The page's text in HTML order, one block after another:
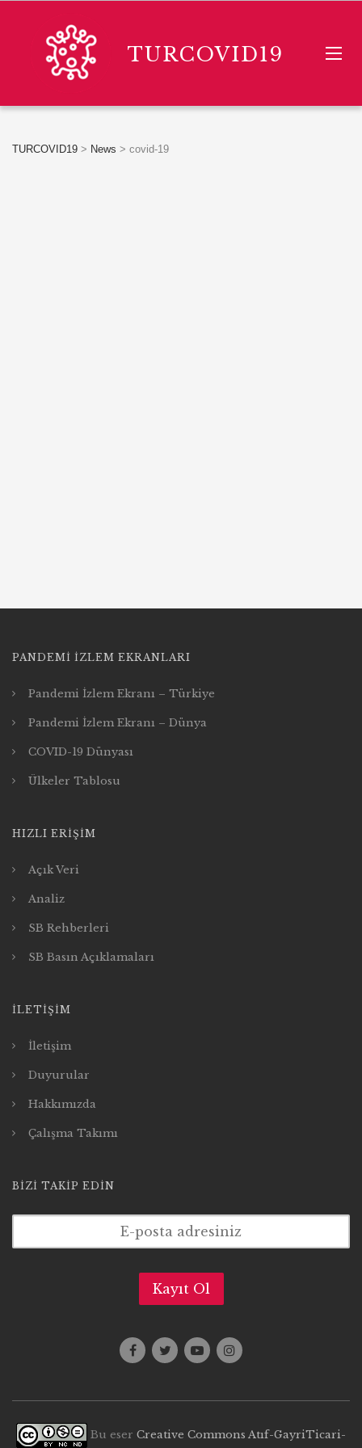
TURCOVID19
TURCOVID19 > News > covid-19
PANDEMI İZLEM EKRANLARI
Pandemi İzlem Ekranı – Türkiye
Pandemi İzlem Ekranı – Dünya
COVID-19 Dünyası
Ülkeler Tablosu
HIZLI ERIŞIM
Açık Veri
Analiz
SB Rehberleri
SB Basın Açıklamaları
İLETIŞIM
İletişim
Duyurular
Hakkımızda
Çalışma Takımı
BIZI TAKIP EDIN
Bu eser Creative Commons Atıf-GayriTicari-